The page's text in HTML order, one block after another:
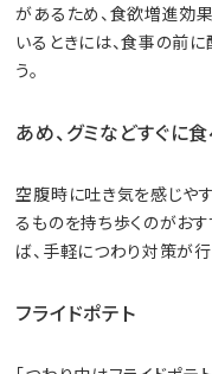
があるため、食欲増進効
いるときには、食事の前
う。
あめ、グミなどすぐに
空腹時に吐き気を感じや
るものを持ち歩くのがお
ば、手軽につわり対策が行
フライドポテト